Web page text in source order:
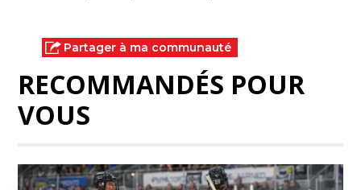
Partager à ma communauté
RECOMMANDÉS POUR
VOUS